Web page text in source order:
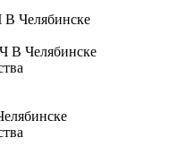
Челябинске
Челябинске